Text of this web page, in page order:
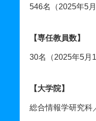
546名（2025年5月
【専任教員数】
30名（2025年5月1
【大学院】
総合情報学研究科